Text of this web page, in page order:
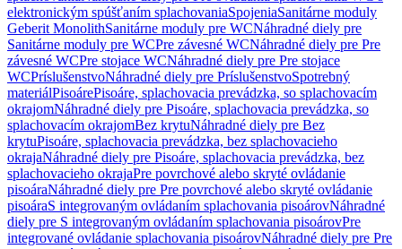
elektronickým spúšťaním splachovaniaSpojeniaSanitárne moduly
Geberit MonolithSanitárne moduly pre WCNáhradné diely pre
Sanitárne moduly pre WCPre závesné WCNáhradné diely pre Pre
závesné WCPre stojace WCNáhradné diely pre Pre stojace
WCPríslušenstvoNáhradné diely pre PríslušenstvoSpotrebný
materiálPisoárePisoáre, splachovacia prevádzka, so splachovacím
okrajomNáhradné diely pre Pisoáre, splachovacia prevádzka, so
splachovacím okrajomBez krytuNáhradné diely pre Bez
krytuPisoáre, splachovacia prevádzka, bez splachovacieho
okrajaNáhradné diely pre Pisoáre, splachovacia prevádzka, bez
splachovacieho okrajaPre povrchové alebo skryté ovládanie
pisoáraNáhradné diely pre Pre povrchové alebo skryté ovládanie
pisoáraS integrovaným ovládaním splachovania pisoárovNáhradné
diely pre S integrovaným ovládaním splachovania pisoárovPre
integrované ovládanie splachovania pisoárovNáhradné diely pre Pre